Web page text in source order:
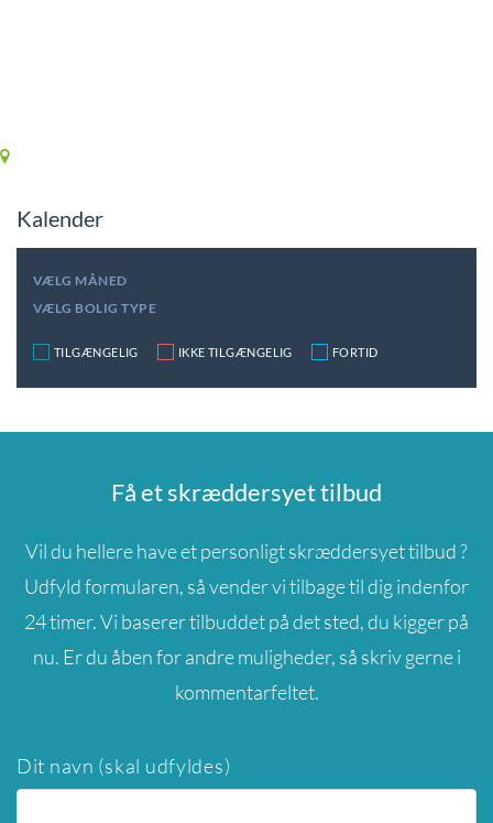
Kalender
VÆLG MÅNED
VÆLG BOLIG TYPE
TILGÆNGELIG IKKE TILGÆNGELIG FORTID
Få et skræddersyet tilbud
Vil du hellere have et personligt skræddersyet tilbud ?
Udfyld formularen, så vender vi tilbage til dig indenfor
24 timer. Vi baserer tilbuddet på det sted, du kigger på
nu. Er du åben for andre muligheder, så skriv gerne i
kommentarfeltet.
Dit navn (skal udfyldes)